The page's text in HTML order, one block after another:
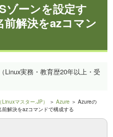
ゾーンを設定す
解決をazコマン
（Linux実務・教育歴20年以上・受
マスター.JP） ＞Azure ＞ Azureの
解決をazコマンドで構成する